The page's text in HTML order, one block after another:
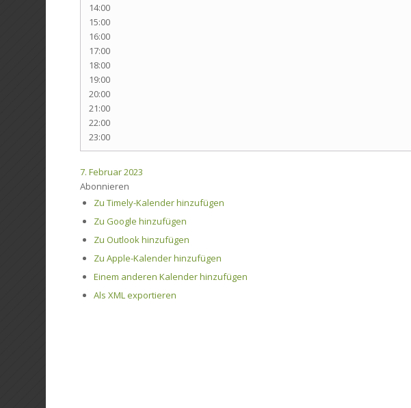
14:00
15:00
16:00
17:00
18:00
19:00
20:00
21:00
22:00
23:00
7. Februar 2023
Abonnieren
Zu Timely-Kalender hinzufügen
Zu Google hinzufügen
Zu Outlook hinzufügen
Zu Apple-Kalender hinzufügen
Einem anderen Kalender hinzufügen
Als XML exportieren